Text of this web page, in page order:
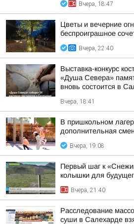
Вчера, 18:47
Цветы и вечерние
беспроиграшное
Вчера, 22:40
Выставка-конкурс
«Душа Севера»
вновь состоится в
Вчера, 18:41
В пришкольном
дополнительная
Вчера, 19:08
Первый шаг к
колышки для
Вчера, 21:40
Расследование
суши в Салехарде